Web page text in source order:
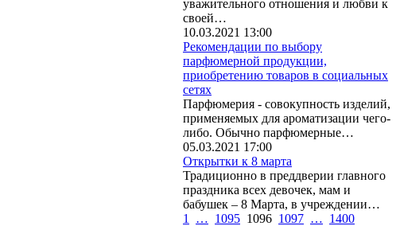
уважительного отношения и любви к
своей…
10.03.2021 13:00
Рекомендации по выбору
парфюмерной продукции,
приобретению товаров в социальных
сетях
Парфюмерия - совокупность изделий,
применяемых для ароматизации чего-
либо. Обычно парфюмерные…
05.03.2021 17:00
Открытки к 8 марта
Традиционно в преддверии главного
праздника всех девочек, мам и
бабушек – 8 Марта, в учреждении…
1
… 1095 1096 1097 … 1400